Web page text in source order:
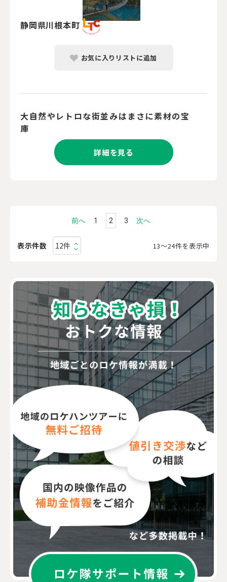
静岡県川根本町
お気に入りリストに追加
大自然やレトロな街並みはまさに素材の宝
庫
詳細を見る
前へ 1 2 3 次へ
表示件数 13〜24件を表示中